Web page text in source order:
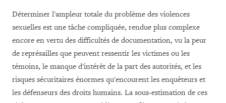
Déterminer l'ampleur totale du problème des violences
sexuelles est une tâche compliquée, rendue plus complexe
encore en vertu des difficultés de documentation, vu la peur
de représailles que peuvent ressentir les victimes ou les
témoins, le manque d'intérêt de la part des autorités, et les
risques sécuritaires énormes qu'encourent les enquêteurs et
les défenseurs des droits humains. La sous-estimation de ces